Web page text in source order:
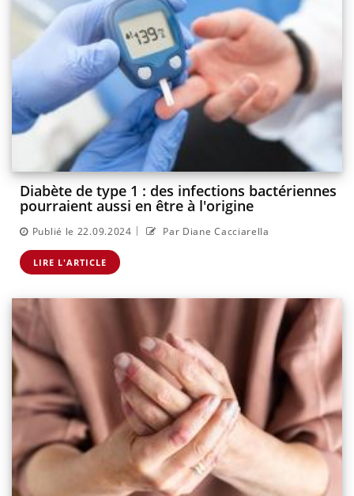
Diabète de type 1 : des infections bactériennes
pourraient aussi en être à l'origine
Publié le 22.09.2024 | Par Diane Cacciarella
LIRE L'ARTICLE